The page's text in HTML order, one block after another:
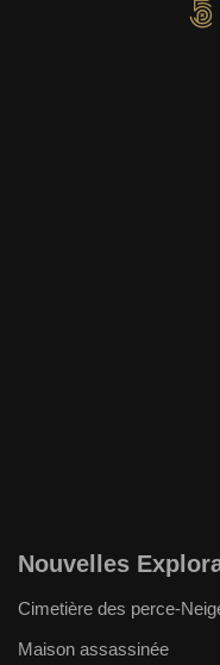
Nouvelles
Cimetière des perce-
Maison assassinée